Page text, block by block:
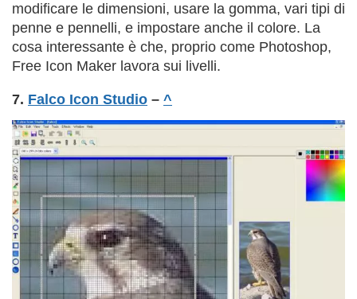
modificare le dimensioni, usare la gomma, vari tipi di
penne e pennelli, e impostare anche il colore. La
cosa interessante è che, proprio come Photoshop,
Free Icon Maker lavora sui livelli.
7. Falco Icon Studio – ^